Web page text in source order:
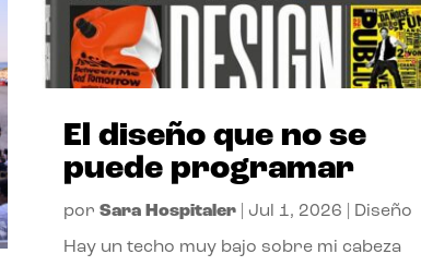
El diseño que no se
puede programar
por Sara Hospitaler| Jul 1, 2026 Diseño
Hay un techo muy bajo sobre mi cabeza